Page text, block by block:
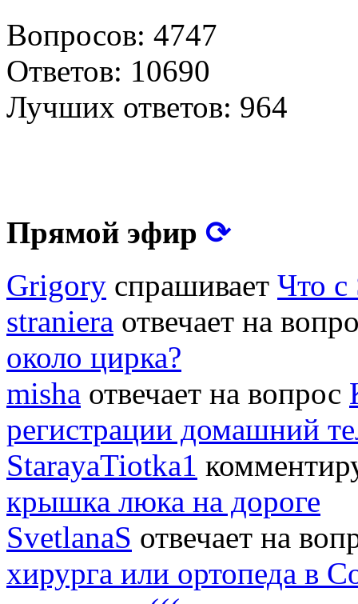
Вопросов: 4747
Ответов: 10690
Лучших ответов: 964
Прямой эфир ⟳
Grigory спрашивает Что с
straniera отвечает на
около цирка?
misha отвечает на вопрос
регистрации домашний
StarayaTiotka1
крышка люка на дороге
SvetlanaS отвечает на
хирурга или ортопеда в